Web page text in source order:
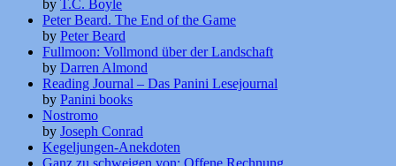
by T.C. Boyle
Peter Beard. The End of the Game
by Peter Beard
Fullmoon: Vollmond über der Landschaft
by Darren Almond
Reading Journal – Das Panini Lesejournal
by Panini books
Nostromo
by Joseph Conrad
Kegeljungen-Anekdoten